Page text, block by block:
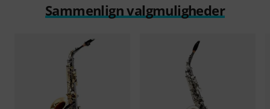
Sammenlign valgmuligheder